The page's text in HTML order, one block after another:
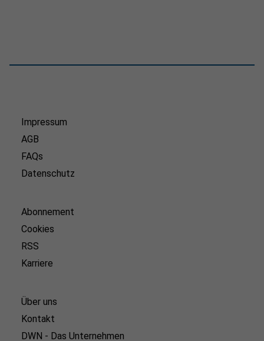
Impressum
AGB
FAQs
Datenschutz
Abonnement
Cookies
RSS
Karriere
Über uns
Kontakt
DWN - Das Unternehmen